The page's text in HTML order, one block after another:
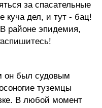
за спасательные
куча дел, и тут - бац!
районе эпидемия,
он был судовым
туземцы
В любой момент